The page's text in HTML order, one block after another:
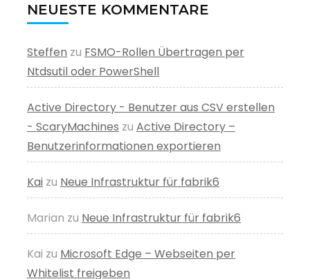
NEUESTE KOMMENTARE
Steffen zu FSMO-Rollen Übertragen per
Ntdsutil oder PowerShell
Active Directory - Benutzer aus CSV erstellen
- ScaryMachines zu Active Directory –
Benutzerinformationen exportieren
Kai zu Neue Infrastruktur für fabrik6
Marian zu Neue Infrastruktur für fabrik6
Kai zu Microsoft Edge – Webseiten per
Whitelist freigeben